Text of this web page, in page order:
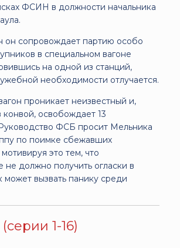
ФСИН в должности начальника
он сопровождает партию особо
в специальном вагоне
на одной из станций,
необходимости отлучается.
проникает неизвестный и,
конвой, освобождает 13
ФСБ просит Мельника
по поимке сбежавших
это тем, что
не должно получить огласки в
может вызвать панику среди
1-16)